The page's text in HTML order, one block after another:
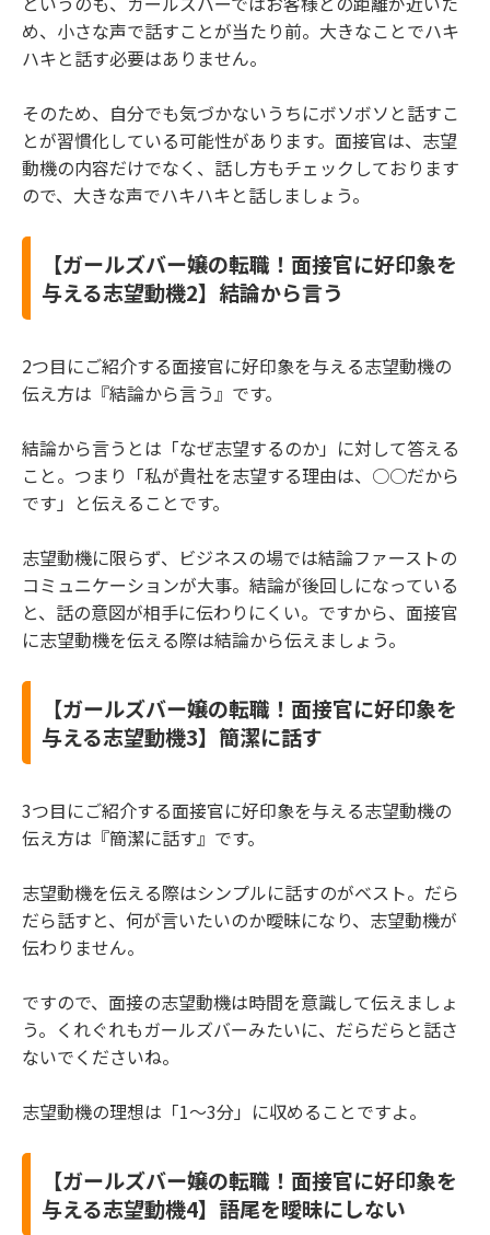
め、小さな声で話すことが当たり前。大きなことでハキ
ハキと話す必要はありません。
そのため、自分でも気づかないうちにボソボソと話すこ
とが習慣化している可能性があります。面接官は、志望
動機の内容だけでなく、話し方もチェックしております
ので、大きな声でハキハキと話しましょう。
【ガールズバー嬢の転職！面接官に好印象を
与える志望動機2】結論から言う
2つ目にご紹介する面接官に好印象を与える志望動機の
伝え方は『結論から言う』です。
結論から言うとは「なぜ志望するのか」に対して答える
こと。つまり「私が貴社を志望する理由は、○○だから
です」と伝えることです。
志望動機に限らず、ビジネスの場では結論ファーストの
コミュニケーションが大事。結論が後回しになっている
と、話の意図が相手に伝わりにくい。ですから、面接官
に志望動機を伝える際は結論から伝えましょう。
【ガールズバー嬢の転職！面接官に好印象を
与える志望動機3】簡潔に話す
3つ目にご紹介する面接官に好印象を与える志望動機の
伝え方は『簡潔に話す』です。
志望動機を伝える際はシンプルに話すのがベスト。だら
だら話すと、何が言いたいのか曖昧になり、志望動機が
伝わりません。
ですので、面接の志望動機は時間を意識して伝えましょ
う。くれぐれもガールズバーみたいに、だらだらと話さ
ないでくださいね。
志望動機の理想は「1～3分」に収めることですよ。
【ガールズバー嬢の転職！面接官に好印象を
与える志望動機4】語尾を曖昧にしない